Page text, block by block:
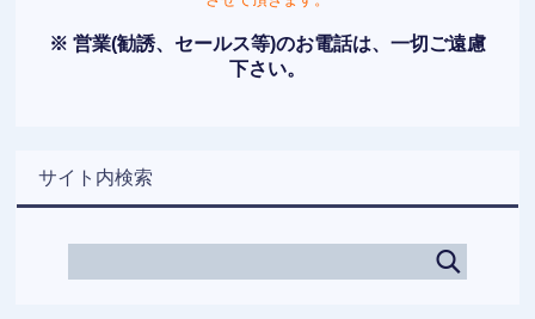
※ 営業(勧誘、セールス等)のお電話は、一切ご遠慮
下さい。
サイト内検索